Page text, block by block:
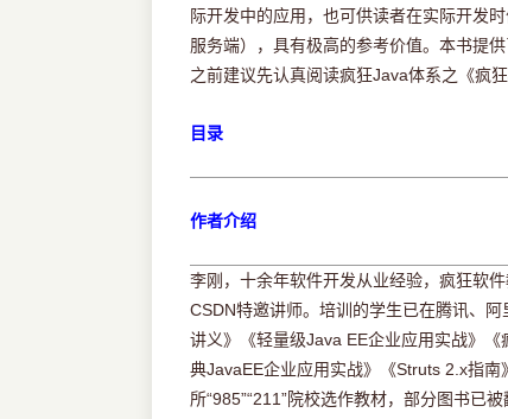
际开发中的应用，也可供读者在实际开发
服务端），具有极高的参考价值。本书提
之前建议先认真阅读疯狂Java体系之《疯狂
目录
作者介绍
李刚，十余年软件开发从业经验，疯狂软
CSDN特邀讲师。培训的学生已在腾讯、
讲义》《轻量级Java EE企业应用实战》
典JavaEE企业应用实战》《Struts 2.x指
所“985”“211”院校选作教材，部分图书已